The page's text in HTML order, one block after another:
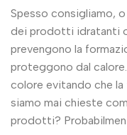
Spesso consigliamo,
dei prodotti idratanti
prevengono la
proteggono dal
colore evitando che la
siamo mai chieste
prodotti?